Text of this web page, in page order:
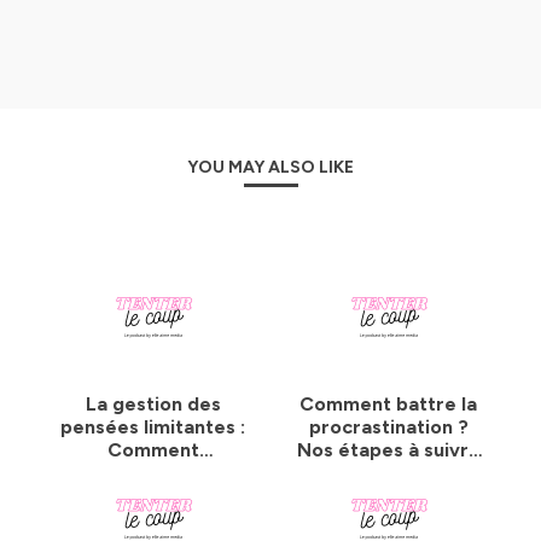
YOU MAY ALSO LIKE
La gestion des
pensées limitantes :
Comment
barrières mentales
?
Comment battre la
procrastination ?
Nos étapes à suivre